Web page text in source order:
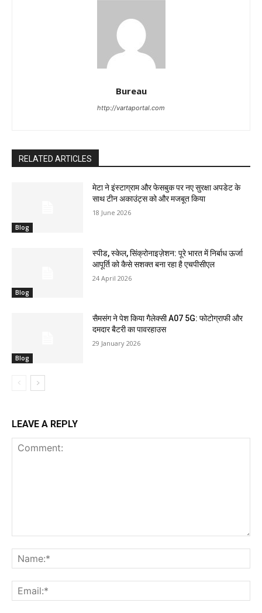
Bureau
http://vartaportal.com
RELATED ARTICLES
Blog
मेटा ने इंस्टाग्राम और फेसबुक पर नए सुरक्षा अपडेट के
साथ टीन अकाउंट्स को और मजबूत किया
18 June 2026
Blog
स्पीड, स्केल, सिंक्रोनाइज़ेशन: पूरे भारत में निर्बाध ऊर्जा
आपूर्ति को कैसे सशक्त बना रहा है एचपीसीएल
24 April 2026
Blog
सैमसंग ने पेश किया गैलेक्सी A07 5G: फोटोग्राफी और
दमदार बैटरी का पावरहाउस
29 January 2026
LEAVE A REPLY